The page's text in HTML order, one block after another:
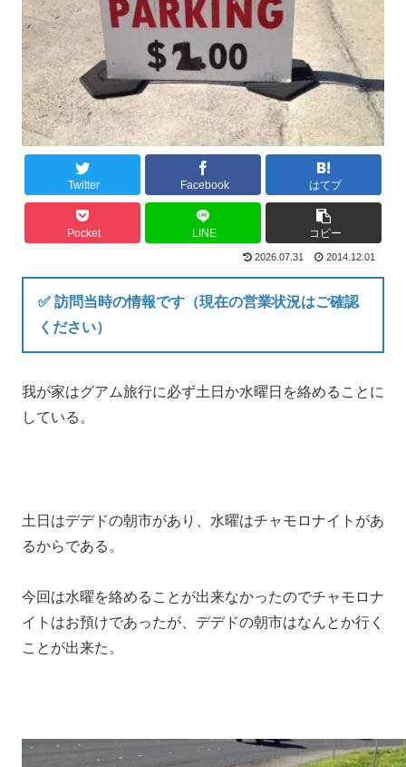
Twitter Facebook はてブ
Pocket LINE コピー
2026.07.31 2014.12.01
✅ 訪問当時の情報です（現在の営業状況はご確認
ください）
我が家はグアム旅行に必ず土日か水曜日を絡めることに
している。
土日はデデドの朝市があり、水曜はチャモロナイトがあ
るからである。
今回は水曜を絡めることが出来なかったのでチャモロナ
イトはお預けであったが、デデドの朝市はなんとか行く
ことが出来た。